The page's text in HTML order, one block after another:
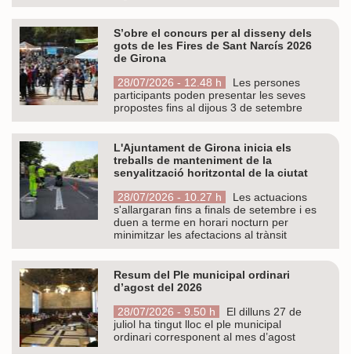
S’obre el concurs per al disseny dels
gots de les Fires de Sant Narcís 2026
de Girona
28/07/2026 - 12.48 h
Les persones
participants poden presentar les seves
propostes fins al dijous 3 de setembre
L'Ajuntament de Girona inicia els
treballs de manteniment de la
senyalització horitzontal de la ciutat
28/07/2026 - 10.27 h
Les actuacions
s'allargaran fins a finals de setembre i es
duen a terme en horari nocturn per
minimitzar les afectacions al trànsit
Resum del Ple municipal ordinari
d’agost del 2026
28/07/2026 - 9.50 h
El dilluns 27 de
juliol ha tingut lloc el ple municipal
ordinari corresponent al mes d’agost